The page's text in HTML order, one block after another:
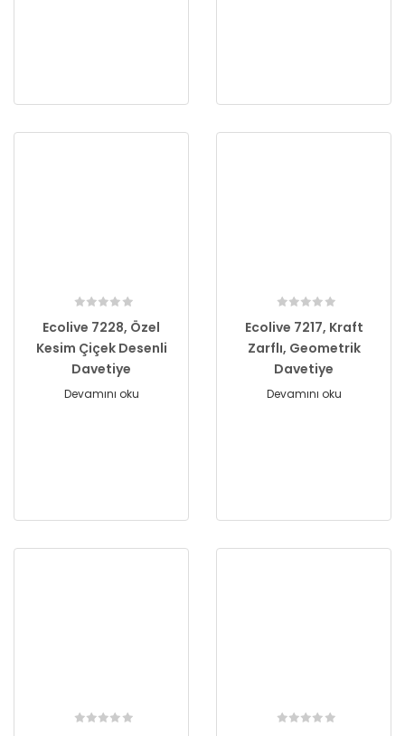
Ecolive 7228, Özel
Kesim Çiçek Desenli
Davetiye
Devamını oku
Ecolive 7217, Kraft
Zarflı, Geometrik
Davetiye
Devamını oku